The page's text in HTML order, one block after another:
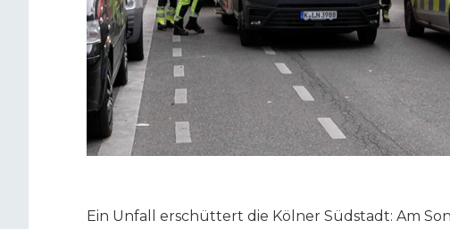
Ein Unfall erschüttert die Kölner Südstadt: Am